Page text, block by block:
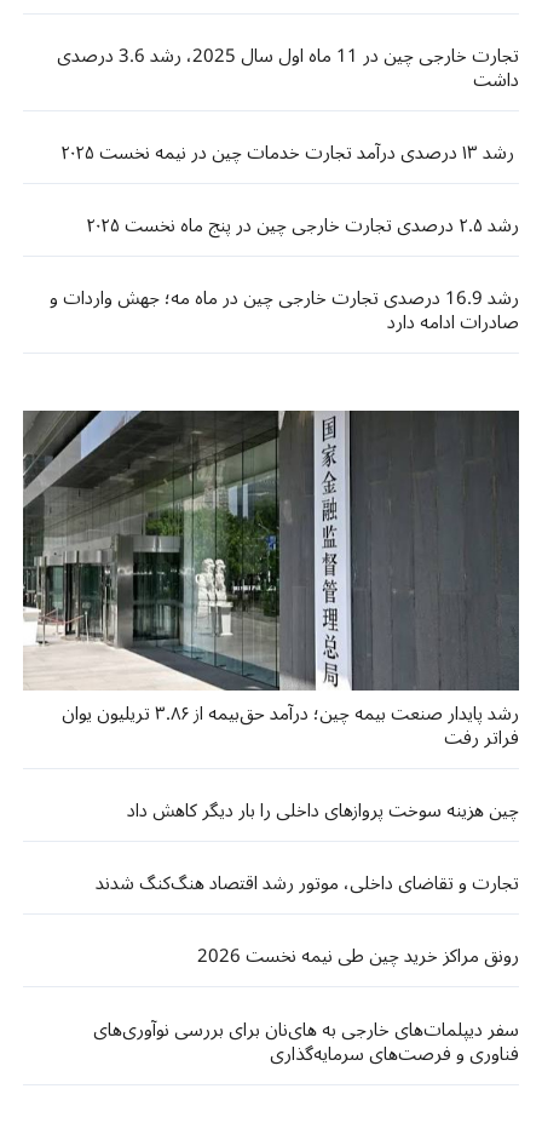
تجارت خارجی چین در 11 ماه اول سال 2025، رشد 3.6 درصدی
داشت
​ رشد ۱۳ درصدی درآمد تجارت خدمات چین در نیمه نخست ۲۰۲۵ ​
رشد ۲.۵ درصدی تجارت خارجی چین در پنج ماه نخست ۲۰۲۵
رشد 16.9 درصدی تجارت خارجی چین در ماه مه؛ جهش واردات و
صادرات ادامه دارد
رشد پایدار صنعت بیمه چین؛ درآمد حق‌بیمه از ۳.۸۶ تریلیون یوان
فراتر رفت
چین هزینه سوخت پروازهای داخلی را بار دیگر کاهش داد
تجارت و تقاضای داخلی، موتور رشد اقتصاد هنگ‌کنگ شدند
رونق مراکز خرید چین طی نیمه نخست 2026
سفر دیپلمات‌های خارجی به های‌نان برای بررسی نوآوری‌های
فناوری و فرصت‌های سرمایه‌گذاری